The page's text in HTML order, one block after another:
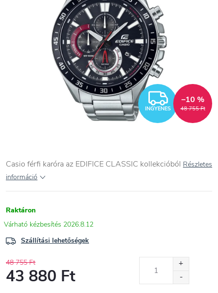
INGYENES 48 755 Ft
–10 %
Casio férfi karóra az EDIFICE CLASSIC kollekcióból Részletes
információ
Raktáron
2026.8.12
Szállítási lehetőségek
48 755 Ft
43 880 Ft